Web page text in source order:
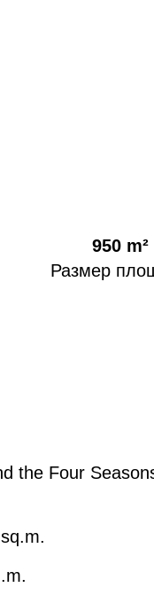
950 m²
Размер
the Four